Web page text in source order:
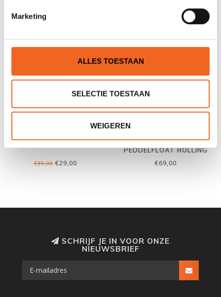
Marketing
ALLES TOESTAAN
SELECTIE TOESTAAN
WEIGEREN
HIKO PEDDELFLOAT, FOAM
€39,00€29,00
GEARLAB OUTDOORS
PEDDELFLOAT ROLLING
€69,00
SCHRIJF JE IN VOOR ONZE
NIEUWSBRIEF